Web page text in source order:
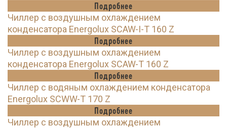
Подробнее
Чиллер с воздушным охлаждением
конденсатора Energolux SCAW-I-T 160 Z
Подробнее
Чиллер с воздушным охлаждением
конденсатора Energolux SCAW-T 160 Z
Подробнее
Чиллер с водяным охлаждением конденсатора
Energolux SCWW-T 170 Z
Подробнее
Чиллер с воздушным охлаждением